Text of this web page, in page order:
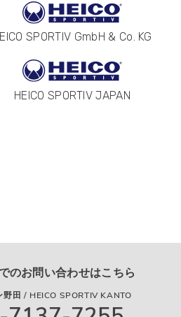
SPORTIV GmbH & Co. KG
HEICO SPORTIV JAPAN
のお問い合わせはこちら
野田 / HEICO SPORTIV KANTO